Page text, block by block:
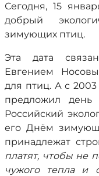
Сегодня, 15
добрый
зимующих птиц.
Эта дата
Евгением
для птиц. А с
предложил
Российский
его Днём
принадлежат
платят, чтобы не
чужого тепла и